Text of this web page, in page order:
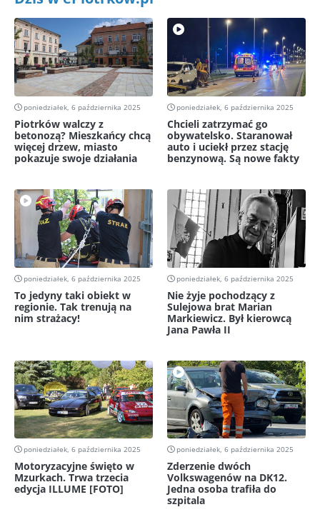
poniedziałek, 6 października 2025
Piotrków walczy z
betonozą? Mieszkańcy chcą
więcej drzew, miasto
pokazuje swoje działania
poniedziałek, 6 października 2025
Chcieli zatrzymać go
obywatelsko. Staranował
auto i uciekł przez stację
benzynową. Są nowe fakty
poniedziałek, 6 października 2025
To jedyny taki obiekt w
regionie. Tak trenują na
nim strażacy!
poniedziałek, 6 października 2025
Nie żyje pochodzący z
Sulejowa brat Marian
Markiewicz. Był kierowcą
Jana Pawła II
poniedziałek, 6 października 2025
Motoryzacyjne święto w
Mzurkach. Trwa trzecia
edycja ILLUME [FOTO]
poniedziałek, 6 października 2025
Zderzenie dwóch
Volkswagenów na DK12.
Jedna osoba trafiła do
szpitala